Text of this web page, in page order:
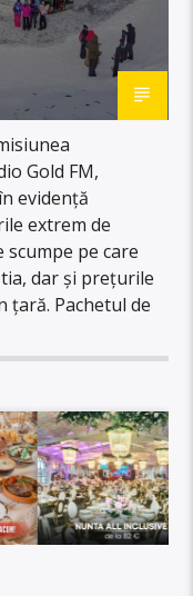
Gold FM,
evidență
extrem de
pe care
dar și prețurile
țară. Pachetul de